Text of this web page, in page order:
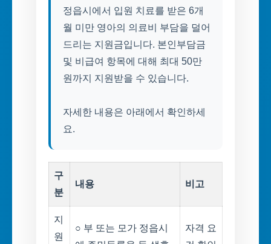
정읍시에서 입원 치료를 받은 6개
월 미만 영아의 의료비 부담을 덜어
드리는 지원금입니다. 본인부담금
및 비급여 항목에 대해 최대 50만
원까지 지원받을 수 있습니다.
자세한 내용은 아래에서 확인하세
요.
구
분
내용 비고
지
원
○ 부 또는 모가 정읍시
자격 요